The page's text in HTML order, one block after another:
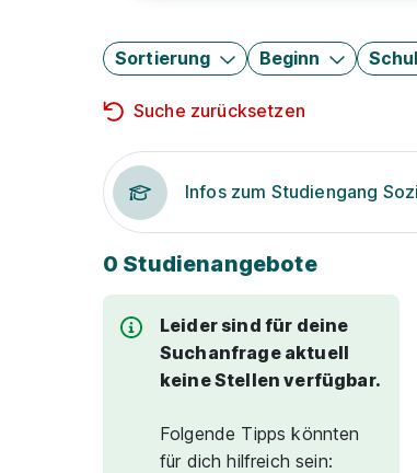
Sortierung Beginn
Suche zurücksetzen
Infos zum Studiengang
0 Studienangebote
Leider sind für deine
Suchanfrage aktuell
keine Stellen verfügbar.
Folgende Tipps könnten
für dich hilfreich sein: